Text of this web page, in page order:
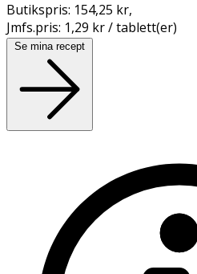
Butikspris: 154,25 kr,
Jmfs.pris: 1,29 kr / tablett(er)
Se mina recept